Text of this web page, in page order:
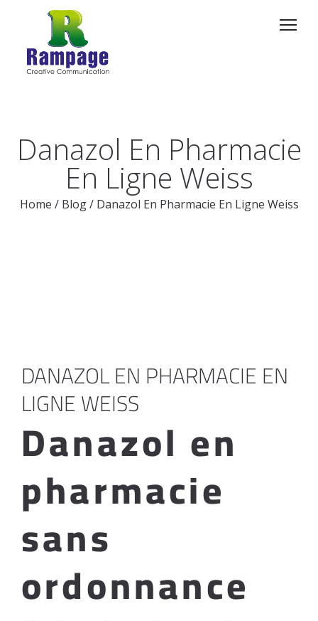
Danazol En Pharmacie
En Ligne Weiss
Home / Blog /Danazol En Pharmacie En Ligne Weiss
DANAZOL EN PHARMACIE EN
LIGNE WEISS
Danazol en
pharmacie
sans
ordonnance